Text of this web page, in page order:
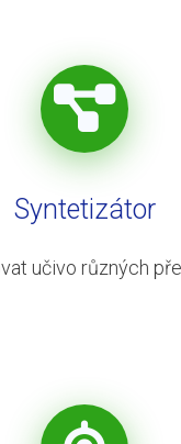
Syntetizátor
učivo různých